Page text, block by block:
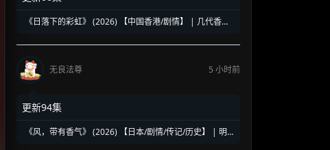
《日落下的彩虹》 (2026) 【中国香港/剧情】 | 几代香港
无良法尊 5 小时前
更新94集
《风，带有香气》 (2026) 【日本/剧情/传记/历史】 | 明